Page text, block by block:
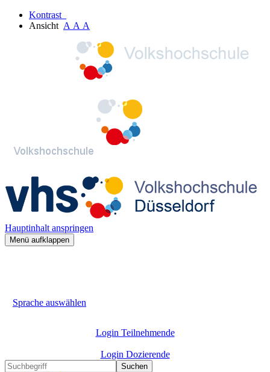
Kontrast
Ansicht A A A
Hauptinhalt anspringen
Menü aufklappen
Sprache auswählen
Login Teilnehmende
Login Dozierende
Suchen